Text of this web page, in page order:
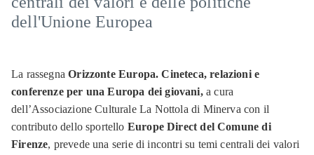
dell'Unione Europea
La rassegna Orizzonte Europa. Cineteca, relazioni e
conferenze per una Europa dei giovani,a cura
dell’Associazione Culturale La Nottola di Minerva con il
contributo dello sportello Europe Direct del Comune di
Firenze, prevede una serie di incontri su temi centrali dei valori